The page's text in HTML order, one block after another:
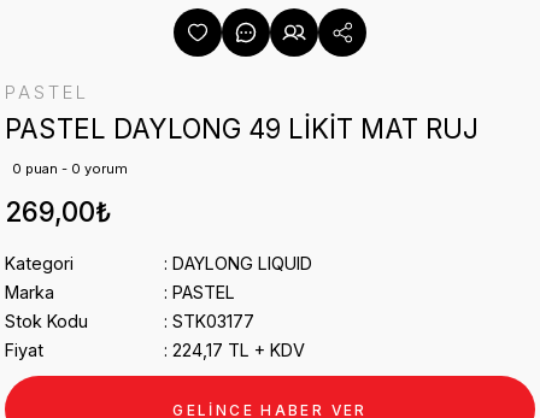
PASTEL
PASTEL DAYLONG 49 LİKİT MAT RUJ
0 puan - 0 yorum
269,00₺
Kategori
DAYLONG LIQUID
Marka
PASTEL
Stok Kodu
STK03177
Fiyat
224,17 TL + KDV
GELİNCE HABER VER